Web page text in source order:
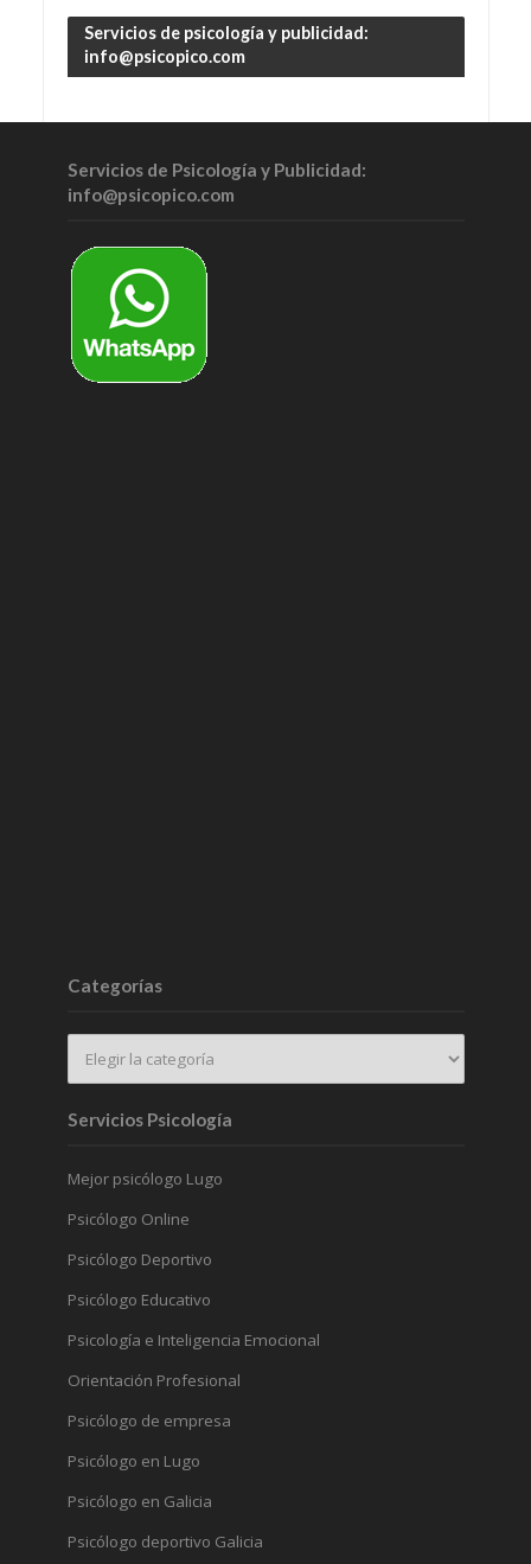
Servicios de psicología y publicidad:
info@psicopico.com
Servicios de Psicología y Publicidad:
info@psicopico.com
Categorías
Servicios Psicología
Mejor psicólogo Lugo
Psicólogo Online
Psicólogo Deportivo
Psicólogo Educativo
Psicología e Inteligencia Emocional
Orientación Profesional
Psicólogo de empresa
Psicólogo en Lugo
Psicólogo en Galicia
Psicólogo deportivo Galicia